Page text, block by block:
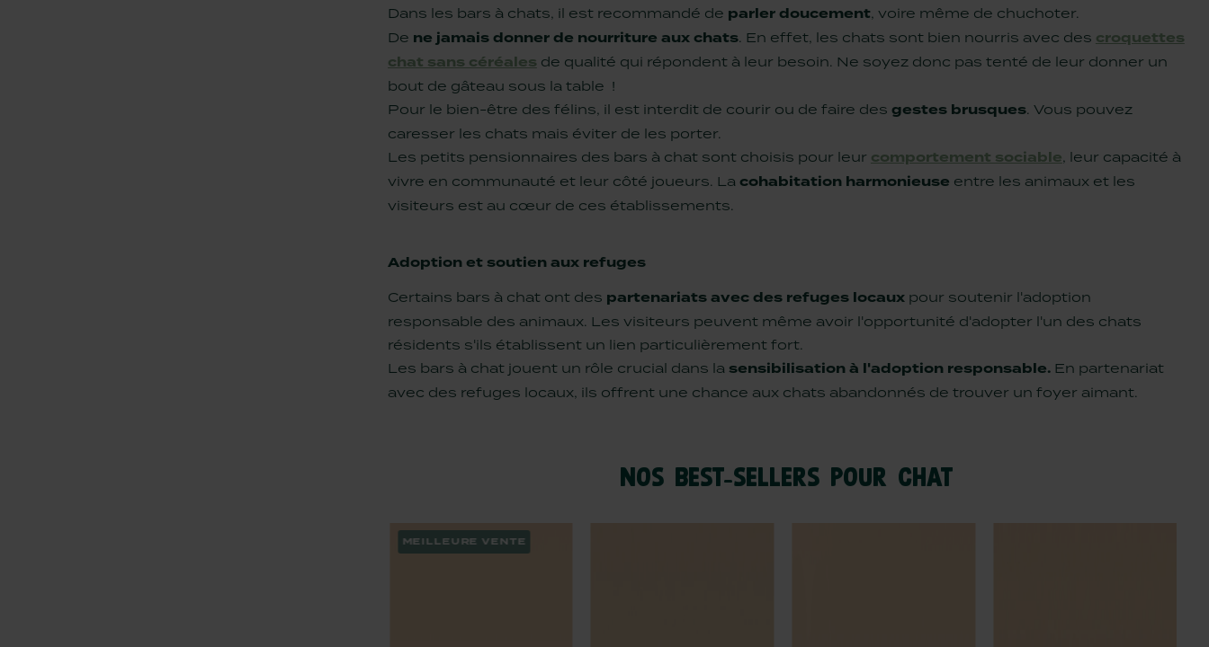
Dans les bars à chats, il est recommandé de parler doucement, voire même de chuchoter.
De ne jamais donner de nourriture aux chats. En effet, les chats sont bien nourris avec des croquettes
chat sans céréales de qualité qui répondent à leur besoin. Ne soyez donc pas tenté de leur donner un
bout de gâteau sous la table !
Pour le bien-être des félins, il est interdit de courir ou de faire des gestes brusques. Vous pouvez
caresser les chats mais éviter de les porter.
Les petits pensionnaires des bars à chat sont choisis pour leur comportement sociable, leur capacité à
vivre en communauté et leur côté joueurs. La cohabitation harmonieuse entre les animaux et les
visiteurs est au cœur de ces établissements.
Adoption et soutien aux refuges
Certains bars à chat ont des partenariats avec des refuges locauxpour soutenir l'adoption
responsable des animaux. Les visiteurs peuvent même avoir l'opportunité d'adopter l'un des chats
résidents s'ils établissent un lien particulièrement fort.
Les bars à chat jouent un rôle crucial dans la sensibilisation à l'adoption responsable.En partenariat
avec des refuges locaux, ils offrent une chance aux chats abandonnés de trouver un foyer aimant.
NOS BEST-SELLERS POUR CHAT
MEILLEURE VENTE